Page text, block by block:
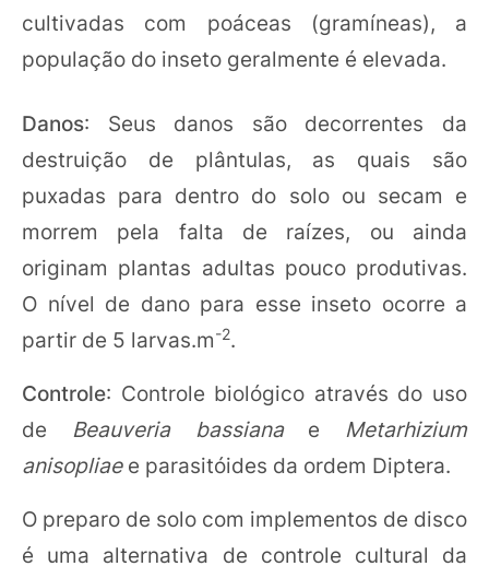
cultivadas com poáceas (gramíneas), a
população do inseto geralmente é elevada.
Danos: Seus danos são decorrentes da
destruição de plântulas, as quais são
puxadas para dentro do solo ou secam e
morrem pela falta de raízes, ou ainda
originam plantas adultas pouco produtivas.
O nível de dano para esse inseto ocorre a
partir de 5 larvas.m-2.
Controle: Controle biológico através do uso
de Beauveria bassiana e Metarhizium
anisopliae e parasitóides da ordem Diptera.
O preparo de solo com implementos de disco
é uma alternativa de controle cultural da